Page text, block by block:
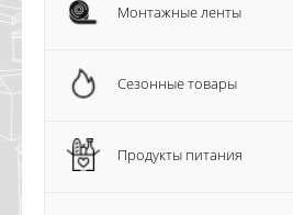
Монтажные ленты
Сезонные товары
Продукты питания